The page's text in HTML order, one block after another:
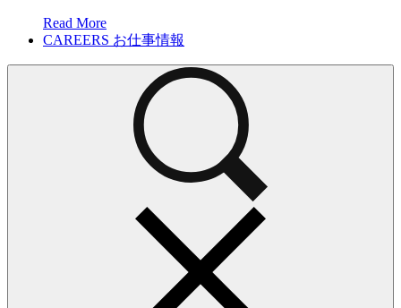
Read More
CAREERS お仕事情報